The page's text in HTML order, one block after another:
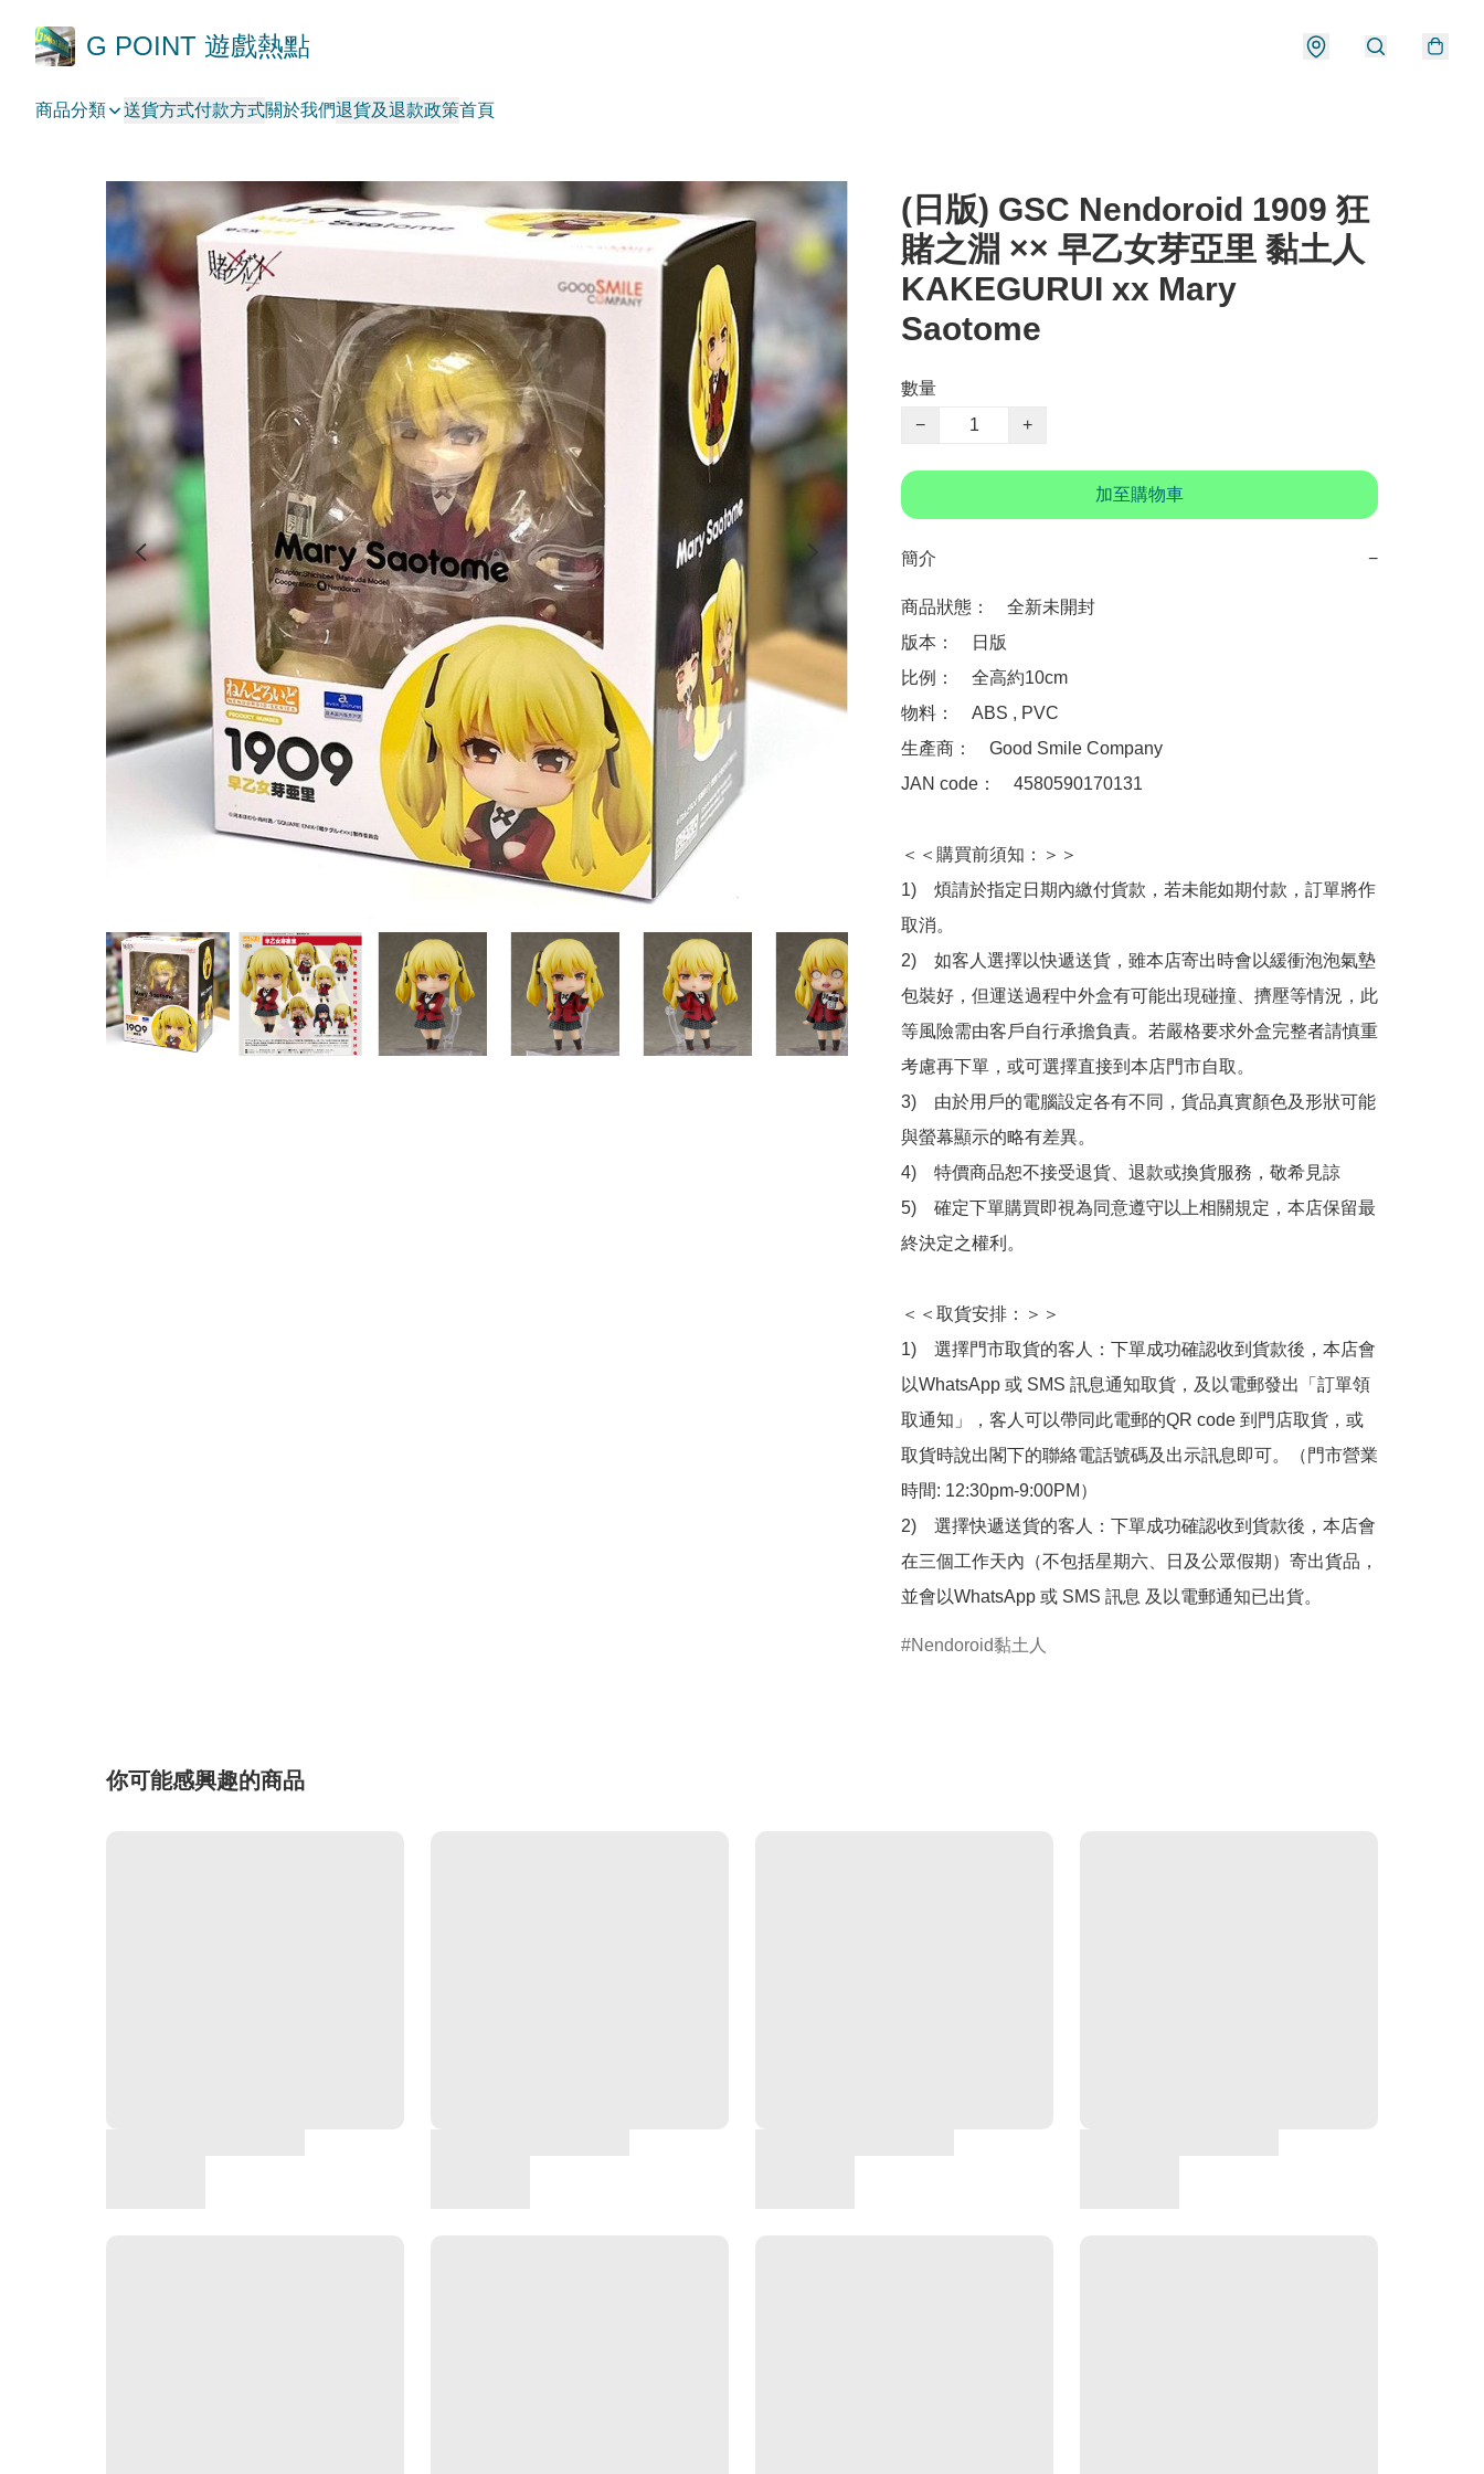
G POINT 遊戲熱點
商品分類 送貨方式付款方式關於我們退貨及退款政策首頁
(日版) GSC Nendoroid 1909 狂
賭之淵 ×× 早乙女芽亞里 黏土人
KAKEGURUI xx Mary
Saotome
數量
−
+
加至購物車
簡介 −
商品狀態：　全新未開封
版本：　日版
比例：　全高約10cm
物料：　ABS , PVC
生產商：　Good Smile Company
JAN code：　4580590170131
＜＜購買前須知：＞＞
1)　煩請於指定日期內繳付貨款，若未能如期付款，訂單將作
取消。
2)　如客人選擇以快遞送貨，雖本店寄出時會以緩衝泡泡氣墊
包裝好，但運送過程中外盒有可能出現碰撞、擠壓等情況，此
等風險需由客戶自行承擔負責。若嚴格要求外盒完整者請慎重
考慮再下單，或可選擇直接到本店門市自取。
3)　由於用戶的電腦設定各有不同，貨品真實顏色及形狀可能
與螢幕顯示的略有差異。
4)　特價商品恕不接受退貨、退款或換貨服務，敬希見諒
5)　確定下單購買即視為同意遵守以上相關規定，本店保留最
終決定之權利。
＜＜取貨安排：＞＞
1)　選擇門市取貨的客人：下單成功確認收到貨款後，本店會
以WhatsApp 或 SMS 訊息通知取貨，及以電郵發出「訂單領
取通知」，客人可以帶同此電郵的QR code 到門店取貨，或
取貨時說出閣下的聯絡電話號碼及出示訊息即可。（門市營業
時間: 12:30pm-9:00PM）
2)　選擇快遞送貨的客人：下單成功確認收到貨款後，本店會
在三個工作天內（不包括星期六、日及公眾假期）寄出貨品，
並會以WhatsApp 或 SMS 訊息 及以電郵通知已出貨。
Nendoroid黏土人
你可能感興趣的商品